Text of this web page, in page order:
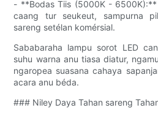
- **Bodas Tiis (5000K - 6500K):**
caang tur seukeut, sampurna
sareng setélan komérsial.
Sababaraha lampu sorot LED
suhu warna anu tiasa diatur,
ngaropea suasana cahaya
acara anu béda.
### Niley Daya Tahan sareng